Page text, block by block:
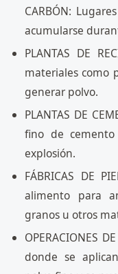
CARBÓN:
acumularse
PLANTAS DE
materiales como
generar polvo.
PLANTAS DE
fino de
explosión.
FÁBRICAS DE
alimento para
granos u otros
OPERACIONES
donde se